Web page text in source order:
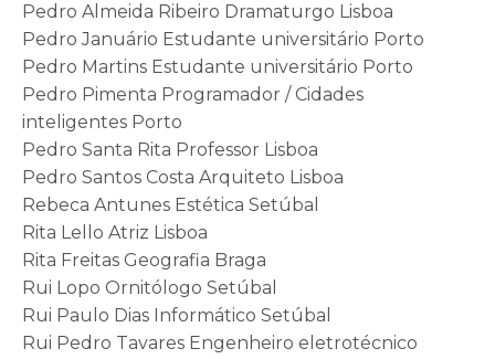
Pedro Almeida Ribeiro Dramaturgo Lisboa
Pedro Januário Estudante universitário Porto
Pedro Martins Estudante universitário Porto
Pedro Pimenta Programador / Cidades
inteligentes Porto
Pedro Santa Rita Professor Lisboa
Pedro Santos Costa Arquiteto Lisboa
Rebeca Antunes Estética Setúbal
Rita Lello Atriz Lisboa
Rita Freitas Geografia Braga
Rui Lopo Ornitólogo Setúbal
Rui Paulo Dias Informático Setúbal
Rui Pedro Tavares Engenheiro eletrotécnico